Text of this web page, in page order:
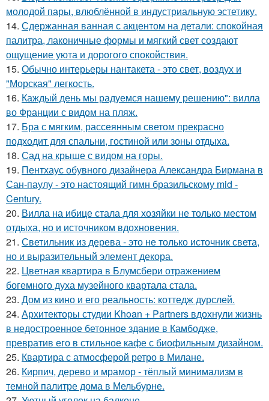
молодой пары, влюблённой в индустриальную эстетику.
14. Сдержанная ванная с акцентом на детали: спокойная
палитра, лаконичные формы и мягкий свет создают
ощущение уюта и дорогого спокойствия.
15. Обычно интерьеры нантакета - это свет, воздух и
"Морская" легкость.
16. Каждый день мы радуемся нашему решению": вилла
во Франции с видом на пляж.
17. Бра с мягким, рассеянным светом прекрасно
подходит для спальни, гостиной или зоны отдыха.
18. Сад на крыше с видом на горы.
19. Пентхаус обувного дизайнера Александра Бирмана в
Сан-паулу - это настоящий гимн бразильскому mid -
Century.
20. Вилла на ибице стала для хозяйки не только местом
отдыха, но и источником вдохновения.
21. Светильник из дерева - это не только источник света,
но и выразительный элемент декора.
22. Цветная квартира в Блумсбери отражением
богемного духа музейного квартала стала.
23. Дом из кино и его реальность: коттедж дурслей.
24. Архитекторы студии Khoan + Partners вдохнули жизнь
в недостроенное бетонное здание в Камбодже,
превратив его в стильное кафе с биофильным дизайном.
25. Квартира с атмосферой ретро в Милане.
26. Кирпич, дерево и мрамор - тёплый минимализм в
темной палитре дома в Мельбурне.